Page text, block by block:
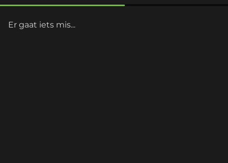
Er gaat iets mis...